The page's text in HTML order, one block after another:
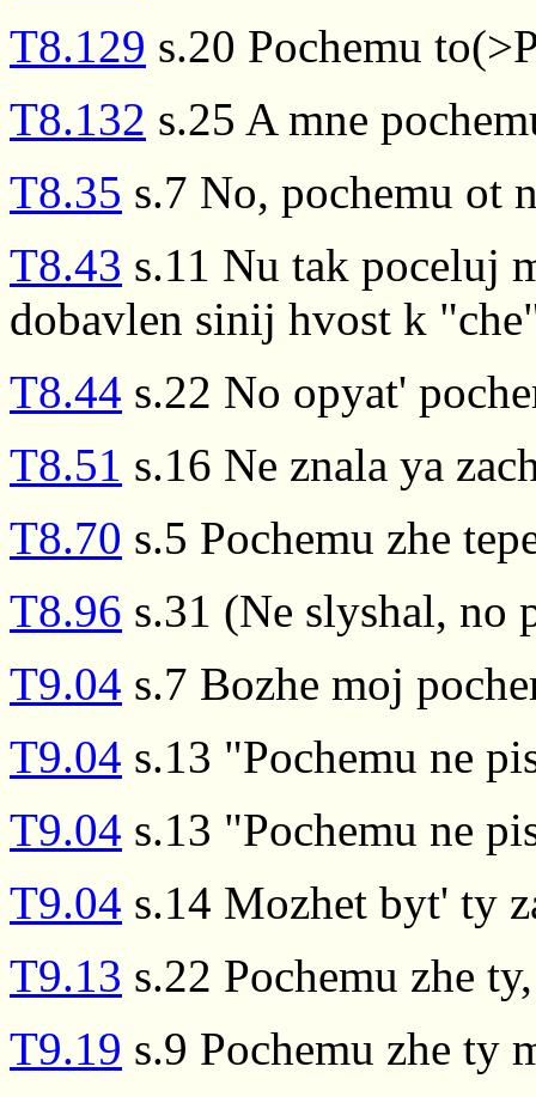
T8.129 s.20 Pochemu
T8.132 s.25 A mne
T8.35 s.7 No, pochemu ot
T8.43 s.11 Nu tak poceluj
dobavlen sinij hvost k
T8.44 s.22 No opyat'
T8.51 s.16 Ne znala ya
T8.70 s.5 Pochemu zhe
T8.96 s.31 (Ne slyshal, no
T9.04 s.7 Bozhe moj
T9.04 s.13 "Pochemu ne
T9.04 s.13 "Pochemu ne
T9.04 s.14 Mozhet byt' ty
T9.13 s.22 Pochemu zhe
T9.19 s.9 Pochemu zhe ty